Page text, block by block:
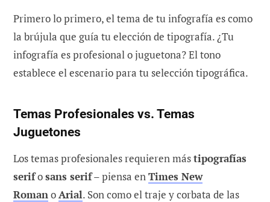
Primero lo primero, el tema de tu infografía es como
la brújula que guía tu elección de tipografía. ¿Tu
infografía es profesional o juguetona? El tono
establece el escenario para tu selección tipográfica.
Temas Profesionales vs. Temas
Juguetones
Los temas profesionales requieren mástipografías
serifosans serif– piensa enTimes New
RomanoArial. Son como el traje y corbata de las